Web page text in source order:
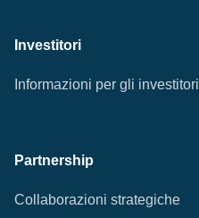
Investitori
Informazioni per gli investitori
Partnership
Collaborazioni strategiche